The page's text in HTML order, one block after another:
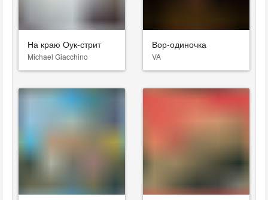
На краю Оук-стрит
Michael Giacchino
Вор-одиночка
VA